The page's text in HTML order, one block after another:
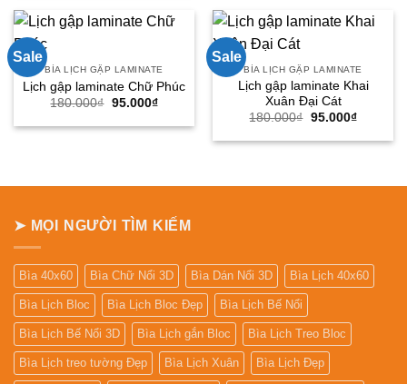
170.000₫.
Sale
BÌA LỊCH GẬP LAMINATE
Lịch gập laminate Chữ Phúc
180.000₫ Giá
là:
95.000₫Giá
tại
Sale
BÌA LỊCH GẬP LAMINATE
Lịch gập laminate Khai
Xuân Đại Cát
180.000₫ Giá
là:
95.000₫Giá
tại
➤ MỌI NGƯỜI TÌM KIẾM
Bìa 40x60 Bìa Chữ Nổi 3D Bìa Dán Nổi 3D Bìa Lịch 40x60
Bìa Lịch Bloc Bìa Lịch Bloc Đẹp Bìa Lịch Bế Nổi
Bìa Lịch Bế Nổi 3D Bìa Lịch gắn Bloc Bìa Lịch Treo Bloc
Bìa Lịch treo tường Đẹp Bìa Lịch Xuân Bìa Lịch Đẹp